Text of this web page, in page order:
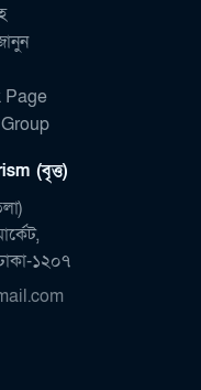
Page
(বৃত্ত)
১২০৭